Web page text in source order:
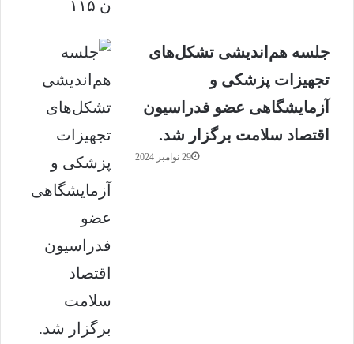
جلسه هم‌اندیشی تشکل‌های
تجهیزات پزشکی و
آزمایشگاهی عضو فدراسیون
اقتصاد سلامت برگزار شد.
29 نوامبر 2024